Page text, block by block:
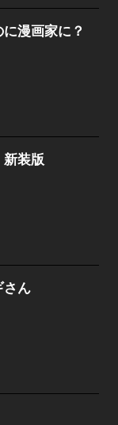
漫画家に？
装版
さん